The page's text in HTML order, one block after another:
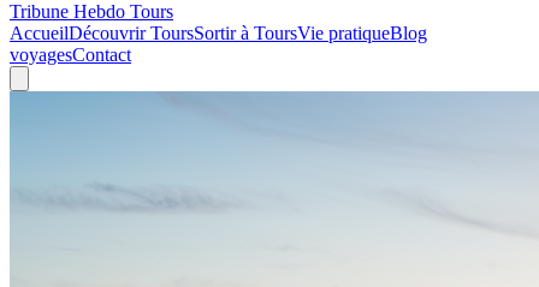
Tribune Hebdo Tours
AccueilDécouvrir ToursSortir à ToursVie pratiqueBlog
voyagesContact